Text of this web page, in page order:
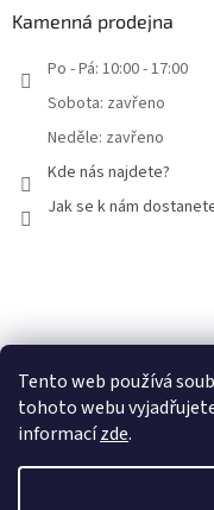
Tento web používá
tohoto webu
informacízde.
Kamenná prodejna
Po - Pá: 10:00 - 17:00
Sobota: zavřeno
Neděle: zavřeno
Kde nás najdete?
Jak se k nám
Facebook